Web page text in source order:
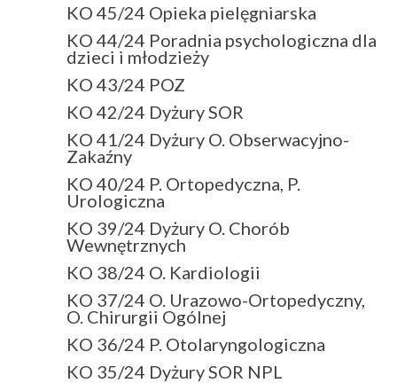
KO 45/24 Opieka pielęgniarska
KO 44/24 Poradnia psychologiczna dla
dzieci i młodzieży
KO 43/24 POZ
KO 42/24 Dyżury SOR
KO 41/24 Dyżury O. Obserwacyjno-
Zakaźny
KO 40/24 P. Ortopedyczna, P.
Urologiczna
KO 39/24 Dyżury O. Chorób
Wewnętrznych
KO 38/24 O. Kardiologii
KO 37/24 O. Urazowo-Ortopedyczny,
O. Chirurgii Ogólnej
KO 36/24 P. Otolaryngologiczna
KO 35/24 Dyżury SOR NPL